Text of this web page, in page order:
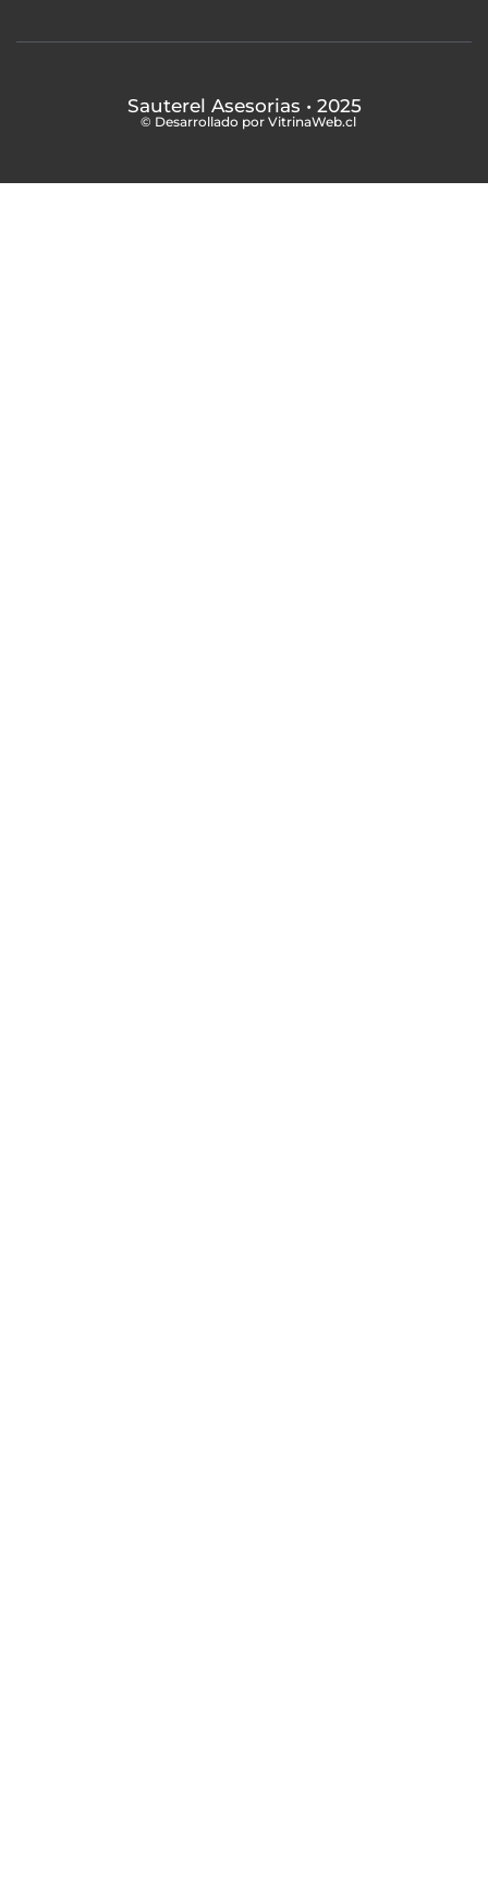
Sauterel Asesorias • 2025
© Desarrollado por VitrinaWeb.cl